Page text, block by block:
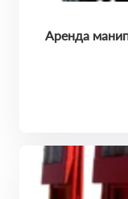
Аренда